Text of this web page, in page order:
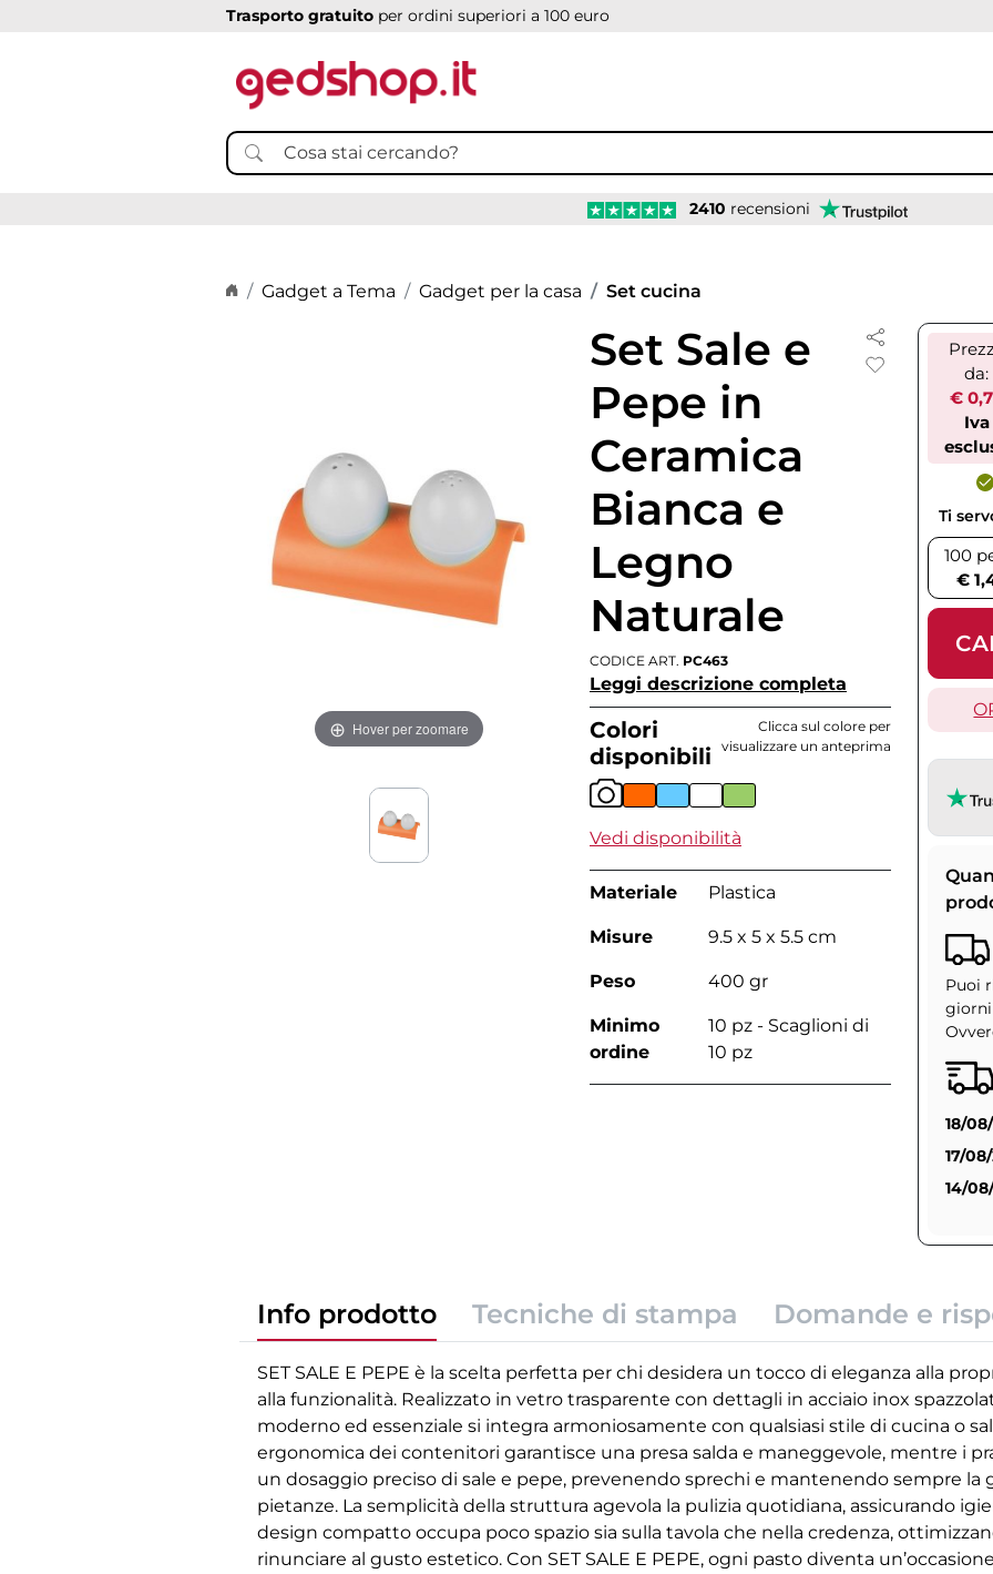
Trasporto gratuito per ordini superiori a 100 euro
2410 recensioni
Home page
Gadget a Tema Gadget per la casa Set cucina
Hover per zoomare
Set Sale e
Pepe in
Ceramica
Bianca e
Legno
Naturale
CODICE ART. PC463
Leggi descrizione completa
Colori
disponibili
Clicca sul colore per
visualizzare un anteprima
Vedi disponibilità
Materiale Plastica
Misure 9.5 x 5 x 5.5 cm
Peso 400 gr
Minimo
ordine
10 pz - Scaglioni di
10 pz
da:
€
Iva
Ti
100
€
Puoi
18/
17/
14/
Info prodotto Tecniche di stampa Domande e
SET SALE E PEPE è la scelta perfetta per chi desidera un tocco di eleganza alla
alla funzionalità. Realizzato in vetro trasparente con dettagli in acciaio inox
moderno ed essenziale si integra armoniosamente con qualsiasi stile di cucina o
ergonomica dei contenitori garantisce una presa salda e maneggevole, mentre i
un dosaggio preciso di sale e pepe, prevenendo sprechi e mantenendo sempre la
pietanze. La semplicità della struttura agevola la pulizia quotidiana, assicurando
design compatto occupa poco spazio sia sulla tavola che nella credenza,
rinunciare al gusto estetico. Con SET SALE E PEPE, ogni pasto diventa